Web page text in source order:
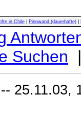
in Chile Pinnwand (dauerhafte)
Suchen
-- 25.11.03,